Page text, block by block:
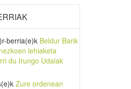
berria(e)k Beldur Barik
lehiaketa
du Irungo Udalak
(e)k Zure ordenean